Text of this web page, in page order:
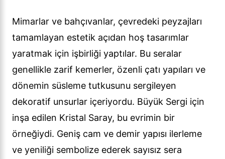
Mimarlar ve bahçıvanlar, çevredeki peyzajları
tamamlayan estetik açıdan hoş tasarımlar
yaratmak için işbirliği yaptılar. Bu seralar
genellikle zarif kemerler, özenli çatı yapıları ve
dönemin süsleme tutkusunu sergileyen
dekoratif unsurlar içeriyordu. Büyük Sergi için
inşa edilen Kristal Saray, bu evrimin bir
örneğiydi. Geniş cam ve demir yapısı ilerleme
ve yeniliği sembolize ederek sayısız sera